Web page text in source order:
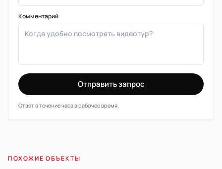
Комментарий
Отправить запрос
Ответ в течение часа в рабочее время.
ПОХОЖИЕ ОБЪЕКТЫ